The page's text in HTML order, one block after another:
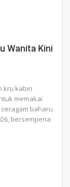
Wanita Kini
kru kabin
memakai
baharu
bersempena